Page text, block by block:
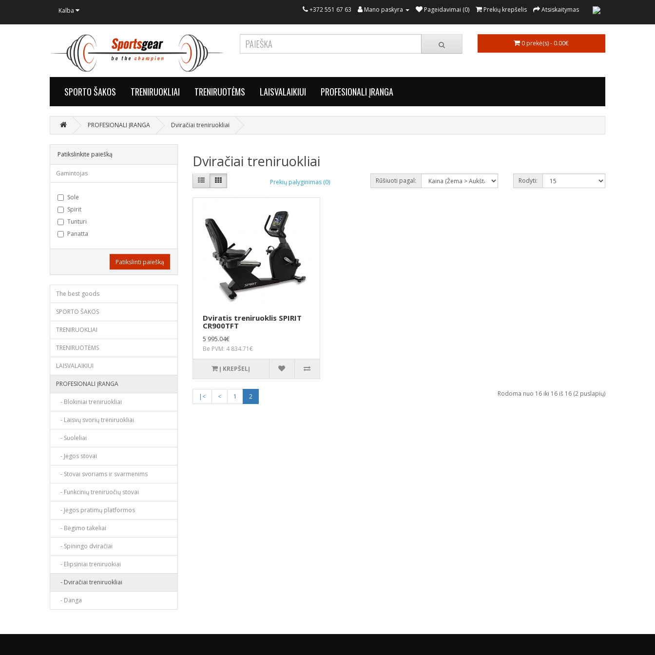
Kalba +372 551 67 63 Mano paskyra Pageidavimai (0) Prekių krepšelis Atsiskaitymas
0 prekė(s) - 0.00€
SPORTO ŠAKOS TRENIRUOKLIAI TRENIRUOTĖMS LAISVALAIKIUI PROFESIONALI ĮRANGA
PROFESIONALI ĮRANGA Dviračiai treniruokliai
Patikslinkite paiešką
Gamintojas
Sole
Spirit
Tunturi
Panatta
Patikslinti paiešką
The best goods
SPORTO ŠAKOS
TRENIRUOKLIAI
TRENIRUOTĖMS
LAISVALAIKIUI
PROFESIONALI ĮRANGA
- Blokiniai treniruokliai
- Laisvų svorių treniruokliai
- Suoleliai
- Jėgos stovai
- Stovai svoriams ir svarmenims
- Funkcinių treniruočių stovai
- Jėgos pratimų platformos
- Bėgimo takeliai
- Spiningo dviračiai
- Elipsiniai treniruokiai
- Dviračiai treniruokliai
- Danga
Dviračiai treniruokliai
Prekių palyginimas (0) Rūšiuoti pagal: Rodyti:
Dviratis treniruoklis SPIRIT
CR900TFT
5 995.04€
Be PVM: 4 834.71€
Į KREPŠELĮ
|< < 1 2 Rodoma nuo 16 iki 16 iš 16 (2 puslapių)